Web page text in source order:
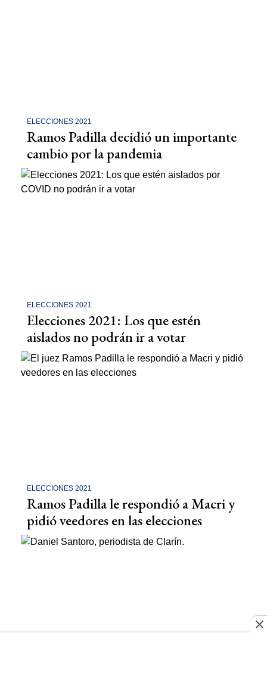
ELECCIONES 2021
Ramos Padilla decidió un importante
cambio por la pandemia
ELECCIONES 2021
Elecciones 2021: Los que estén
aislados no podrán ir a votar
ELECCIONES 2021
Ramos Padilla le respondió a Macri y
pidió veedores en las elecciones